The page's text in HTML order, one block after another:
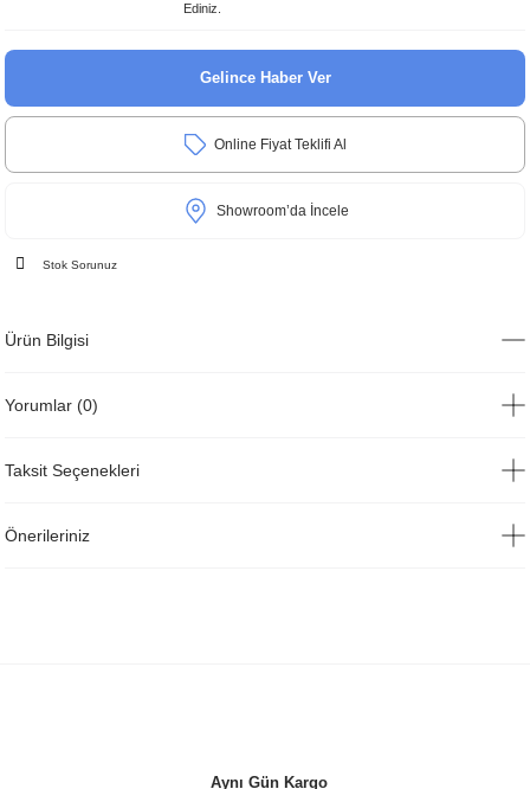
Ediniz.
Gelince Haber Ver
Online Fiyat Teklifi Al
Showroom’da İncele
Stok Sorunuz
Ürün Bilgisi
Yorumlar (0)
Taksit Seçenekleri
Önerileriniz
Aynı Gün Kargo